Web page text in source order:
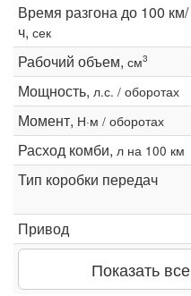
Время разгона до 100 км/
ч, сек
Рабочий объем, см3
Мощность, л.с. / оборотах
Момент, Н·м / оборотах
Расход комби, л на 100 км
Тип коробки передач
Привод
Показать